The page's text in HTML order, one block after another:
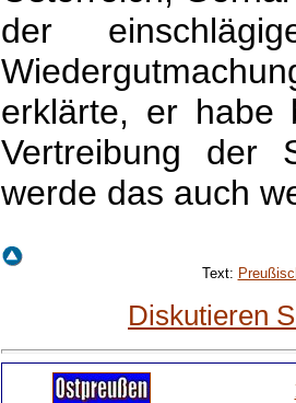
der
erklärte, er habe
Vertreibung der
werde das auch
Text:
Diskutieren